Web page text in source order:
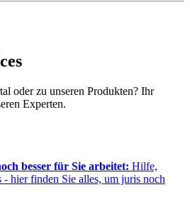
oder zu unseren Produkten? Ihr
Experten.
besser für Sie arbeitet: Hilfe,
hier finden Sie alles, um juris noch